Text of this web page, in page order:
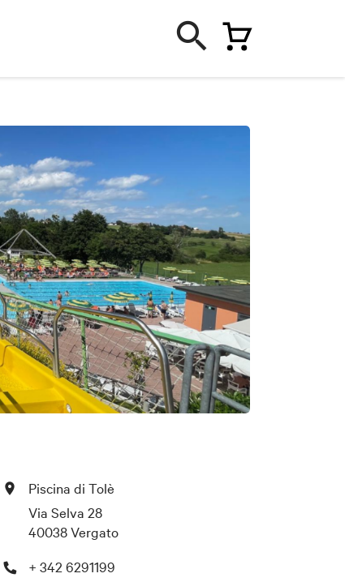
Piscina di Tolè
Via Selva 28
40038 Vergato
+ 342 6291199